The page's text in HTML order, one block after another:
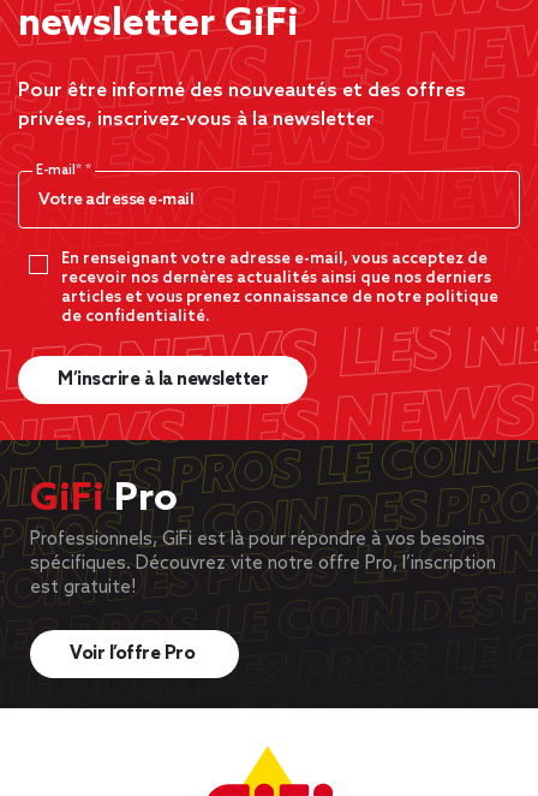
newsletter GiFi
Pour être informé des nouveautés et des offres
privées, inscrivez-vous à la newsletter
E-mail*
En renseignant votre adresse e-mail, vous acceptez de
recevoir nos dernères actualités ainsi que nos derniers
articles et vous prenez connaissance de notre politique
de confidentialité.
M’inscrire à la newsletter
GiFiPro
Professionnels, GiFi est là pour répondre à vos besoins
spécifiques. Découvrez vite notre offre Pro, l’inscription
est gratuite!
Voir l’offre Pro